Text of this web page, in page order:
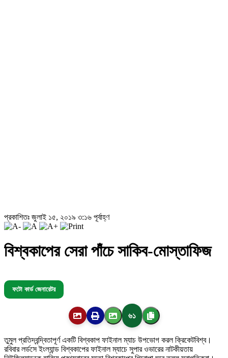
প্রকাশিতঃ জুলাই ১৫, ২০১৯ ৩:১৬ পূর্বাহ্ণ
বিশ্বকাপের সেরা পাঁচে সাকিব-মোস্তাফিজ
ফটো কার্ড জেনারেটর
৬১
তুমুল প্রতিদ্বন্দ্বিতাপূর্ণ একটি বিশ্বকাপ ফাইনাল ম্যাচ উপভোগ করল ক্রিকেটবিশ্ব।
রবিবার লর্ডসে ইংল্যান্ড বিশ্বকাপের ফাইনাল ম্যাচে সুপার ওভারের নাটকীয়তায়